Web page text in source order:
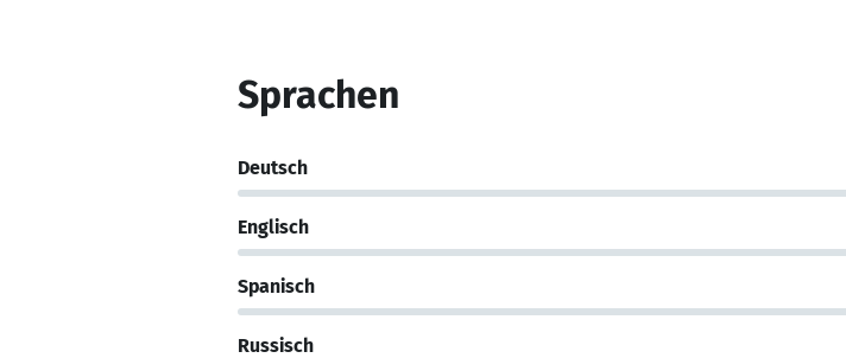
Sprachen
Deutsch
Englisch
Spanisch
Russisch